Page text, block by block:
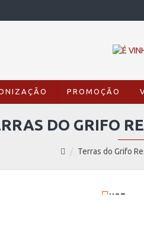
PROMOÇÃO
Terras do Grifo
DO GRIFO
HOT